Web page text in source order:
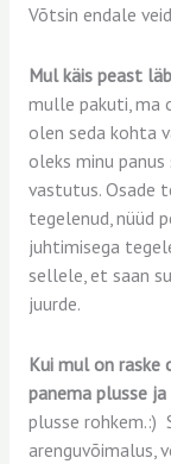
Võtsin endale
Mul käis peast
mulle pakuti, ma
olen seda kohta
oleks minu
vastutus. Osade
tegelenud, nüüd
juhtimisega
sellele, et saan
juurde.
Kui mul on raske
panema plusse ja
plusse rohkem.:)
arenguvõimalus,